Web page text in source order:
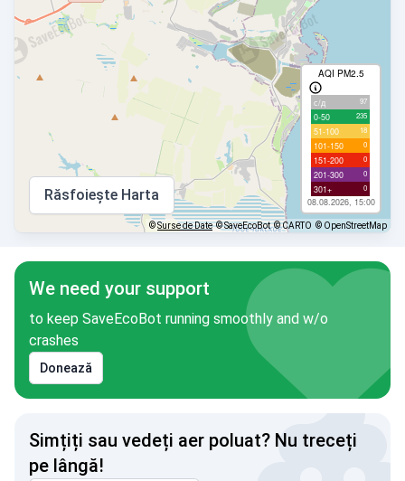
AQI PM2.5
с/д 97
0-50 235
51-100 18
101-150 0
151-200 0
201-300 0
301+ 0
08.08.2026, 15:00
Răsfoiește Harta
©Surse de Date © SaveEcoBot © CARTO © OpenStreetMap
We need your support
to keep SaveEcoBot running smoothly and w/o
crashes
Donează
Simțiți sau vedeți aer poluat? Nu treceți
pe lângă!